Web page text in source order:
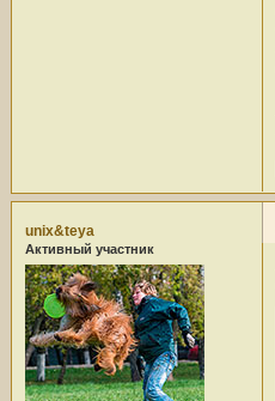
unix&teya
Активный участник